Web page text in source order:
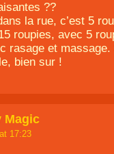
??
la rue, c’est 5
roupies, avec 5
rasage et
bien sur !
Magic
17:23